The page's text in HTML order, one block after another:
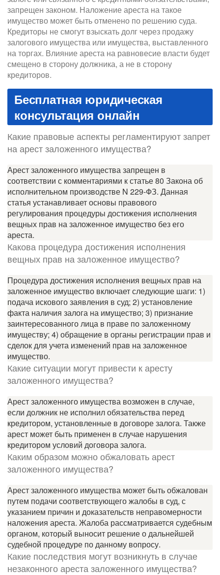
запрещен законом. Наложение ареста на такое
имущество может быть отменено по решению суда.
Кредиторы не смогут взыскать долг через продажу
залогового имущества или имущества, выставленного
на торгах. Влияние ареста на равновесие власти будет
смещено в сторону должника, а не в сторону
кредиторов.
Бесплатная юридическая
консультация онлайн
Какие правовые аспекты регламентируют запрет
на арест заложенного имущества?
Арест заложенного имущества запрещен в
соответствии с комментариями к статье 80 Закона об
исполнительном производстве N 229-ФЗ. Данная
статья устанавливает основы правового
регулирования процедуры достижения исполнения
вещных прав на заложенное имущество без его
ареста.
Какова процедура достижения исполнения
вещных прав на заложенное имущество?
Процедура достижения исполнения вещных прав на
заложенное имущество включает следующие шаги: 1)
подача искового заявления в суд; 2) установление
факта наличия залога на имущество; 3) признание
заинтересованного лица в праве по заложенному
имуществу; 4) обращение в органы регистрации прав и
сделок для учета изменений прав на заложенное
имущество.
Какие ситуации могут привести к аресту
заложенного имущества?
Арест заложенного имущества возможен в случае,
если должник не исполнил обязательства перед
кредитором, установленные в договоре залога. Также
арест может быть применен в случае нарушения
кредитором условий договора залога.
Каким образом можно обжаловать арест
заложенного имущества?
Арест заложенного имущества может быть обжалован
путем подачи соответствующего жалобы в суд, с
указанием причин и доказательств неправомерности
наложения ареста. Жалоба рассматривается судебным
органом, который выносит решение о дальнейшей
судебной процедуре по данному вопросу.
Какие последствия могут возникнуть в случае
незаконного ареста заложенного имущества?